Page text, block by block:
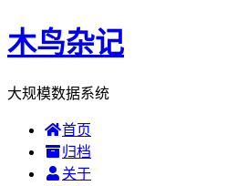
木鸟杂记
大规模数据系统
首页
归档
关于